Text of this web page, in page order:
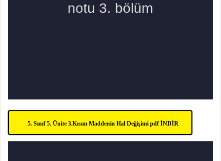
5. Sınıf 5. Ünite 3.Kısım Maddenin Hal Değişimi pdf İNDİR